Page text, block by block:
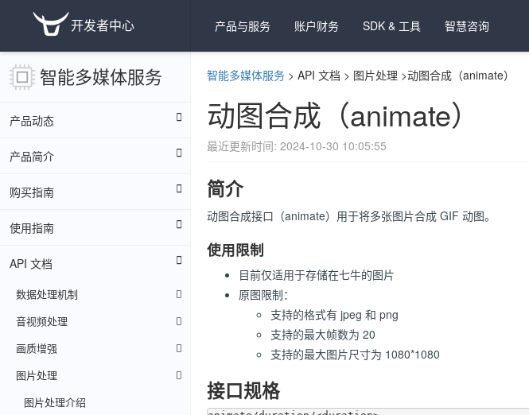
开发者中心 产品与服务 账户财务 SDK & 工具 智慧咨询
智能多媒体服务
产品动态
产品简介
购买指南
使用指南
API 文档
数据处理机制
音视频处理
画质增强
图片处理
图片处理介绍
智能多媒体服务 > API 文档 > 图片处理 >动图合成（animate）
动图合成（animate）
最近更新时间: 2024-10-30 10:05:55
简介
动图合成接口（animate）用于将多张图片合成 GIF 动图。
使用限制
目前仅适用于存储在七牛的图片
原图限制：
支持的格式有 jpeg 和 png
支持的最大帧数为 20
支持的最大图片尺寸为 1080*1080
接口规格